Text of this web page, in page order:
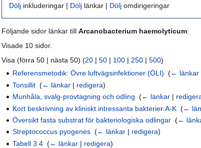
Dölj inkluderingar | Dölj länkar | Dölj omdirigeringar
Följande sidor länkar till Arcanobacterium haemolyticum:
Visade 10 sidor.
Visa (förra 50 | nästa 50) (20 | 50 | 100 | 250 | 500)
Referensmetodik: Övre luftvägsinfektioner (ÖLI) ‎(← länkar
Tonsillit ‎(← länkar | redigera)
Munhåla, svalg-provtagning och odling ‎(← länkar |
Kort beskrivning av kliniskt intressanta bakterier:A-K ‎(←
Översikt fasta substrat för bakteriologiska odlingar ‎(←
Streptococcus pyogenes ‎(← länkar | redigera)
Tabell 3 4 ‎(← länkar | redigera)